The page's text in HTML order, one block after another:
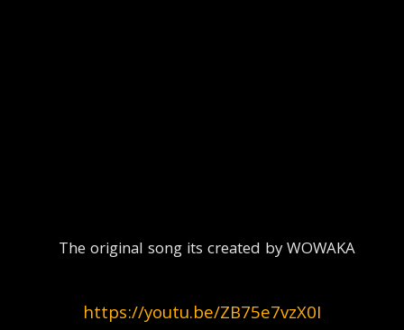
  The original song its created by WOWAKA
https://youtu.be/ZB75e7vzX0I